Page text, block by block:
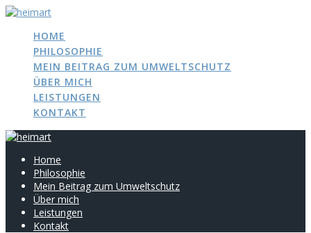
Zum
springenHOME
PHILOSOPHIE
MEIN BEITRAG ZUM UMWELTSCHUTZ
ÜBER MICH
LEISTUNGEN
KONTAKT
Home
Philosophie
Mein Beitrag zum Umweltschutz
Über mich
Leistungen
Kontakt